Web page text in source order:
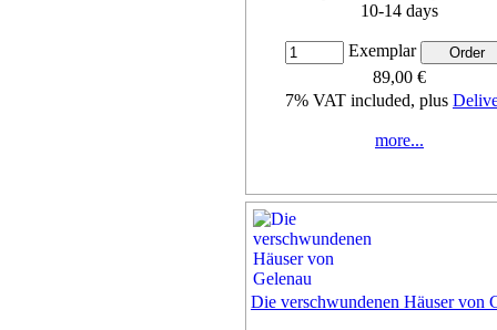
10-14 days
Exemplar
89,00 €
7% VAT included, plus
more...
Die verschwundenen Häuser von